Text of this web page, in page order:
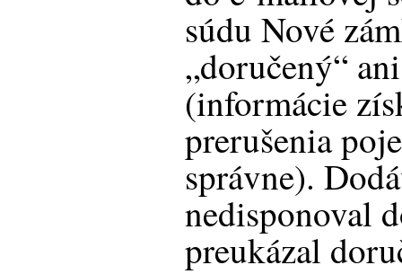
súdu Nové
„doručený“
(informácie
prerušenia
správne).
nedisponoval
preukázal